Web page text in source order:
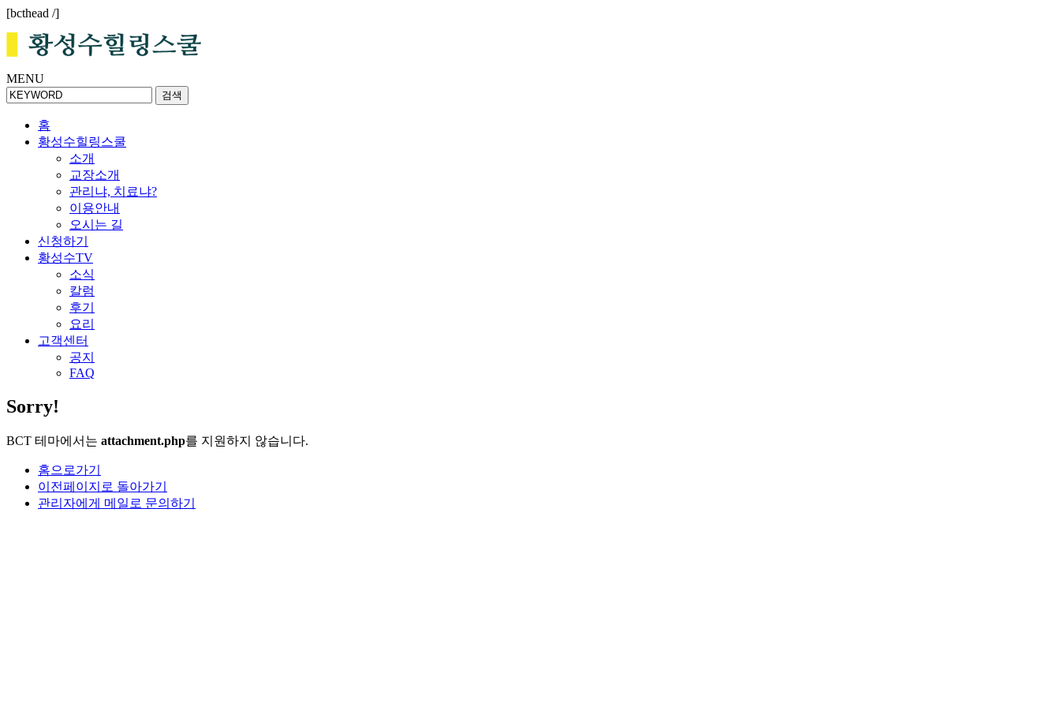
[bcthead /]
MENU
검색
홈
황성수힐링스쿨
소개
교장소개
관리냐, 치료냐?
이용안내
오시는 길
신청하기
황성수TV
소식
칼럼
후기
요리
고객센터
공지
FAQ
Sorry!
BCT 테마에서는 attachment.php를 지원하지 않습니다.
홈으로가기
이전페이지로 돌아가기
관리자에게 메일로 문의하기